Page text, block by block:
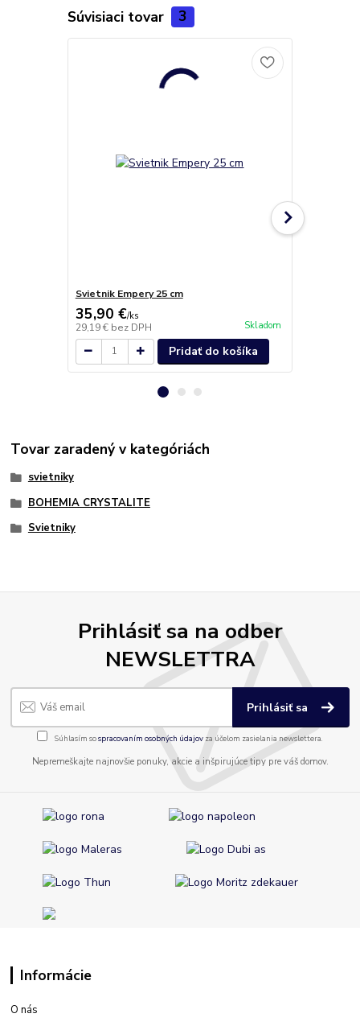
Súvisiaci tovar 3
Svietnik Empery 25 cm
35,90 €/ks
29,19 € bez DPH Skladom
Pridať do košíka
Tovar zaradený v kategóriách
svietniky
BOHEMIA CRYSTALITE
Svietniky
Prihlásiť sa na odber
NEWSLETTRA
Prihlásiť sa
Súhlasím sospracovaním osobných údajov za účelom zasielania newslettera.
Nepremeškajte najnovšie ponuky, akcie a inšpirujúce tipy pre váš domov.
Informácie
O nás